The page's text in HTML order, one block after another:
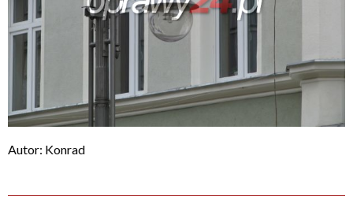
Autor: Konrad